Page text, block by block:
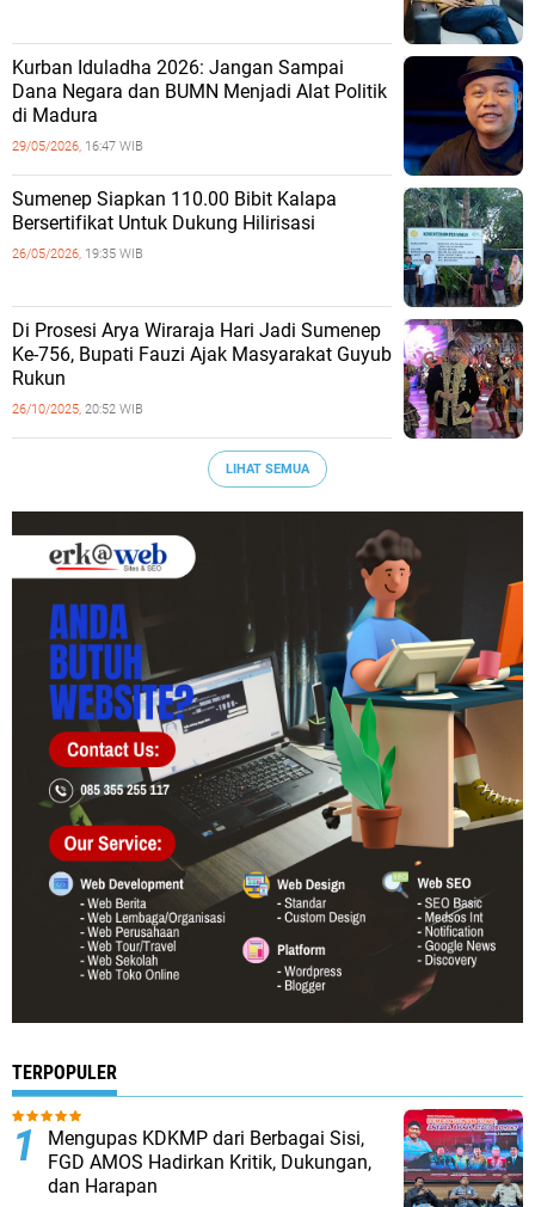
Kurban Iduladha 2026: Jangan Sampai
Dana Negara dan BUMN Menjadi Alat Politik
di Madura
29/05/2026, 16:47 WIB
Sumenep Siapkan 110.00 Bibit Kalapa
Bersertifikat Untuk Dukung Hilirisasi
26/05/2026, 19:35 WIB
Di Prosesi Arya Wiraraja Hari Jadi Sumenep
Ke-756, Bupati Fauzi Ajak Masyarakat Guyub
Rukun
26/10/2025, 20:52 WIB
LIHAT SEMUA
TERPOPULER
Mengupas KDKMP dari Berbagai Sisi,
FGD AMOS Hadirkan Kritik, Dukungan,
dan Harapan